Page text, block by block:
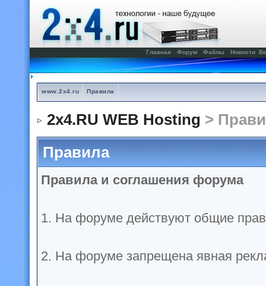
Главная Форум Файлы Новости
www.2x4.ru Правила
2x4.RU WEB Hosting >
Правила
Правила и соглашения форума
1. На форуме действуют общие
2. На форуме запрещена явная